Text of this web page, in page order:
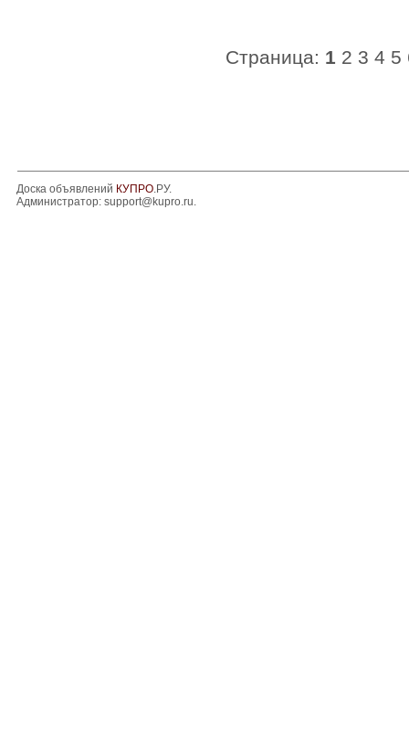
Страница: 1 2 3 4 5
Доска объявлений КУПРО.РУ.
Администратор: support@kupro.ru.